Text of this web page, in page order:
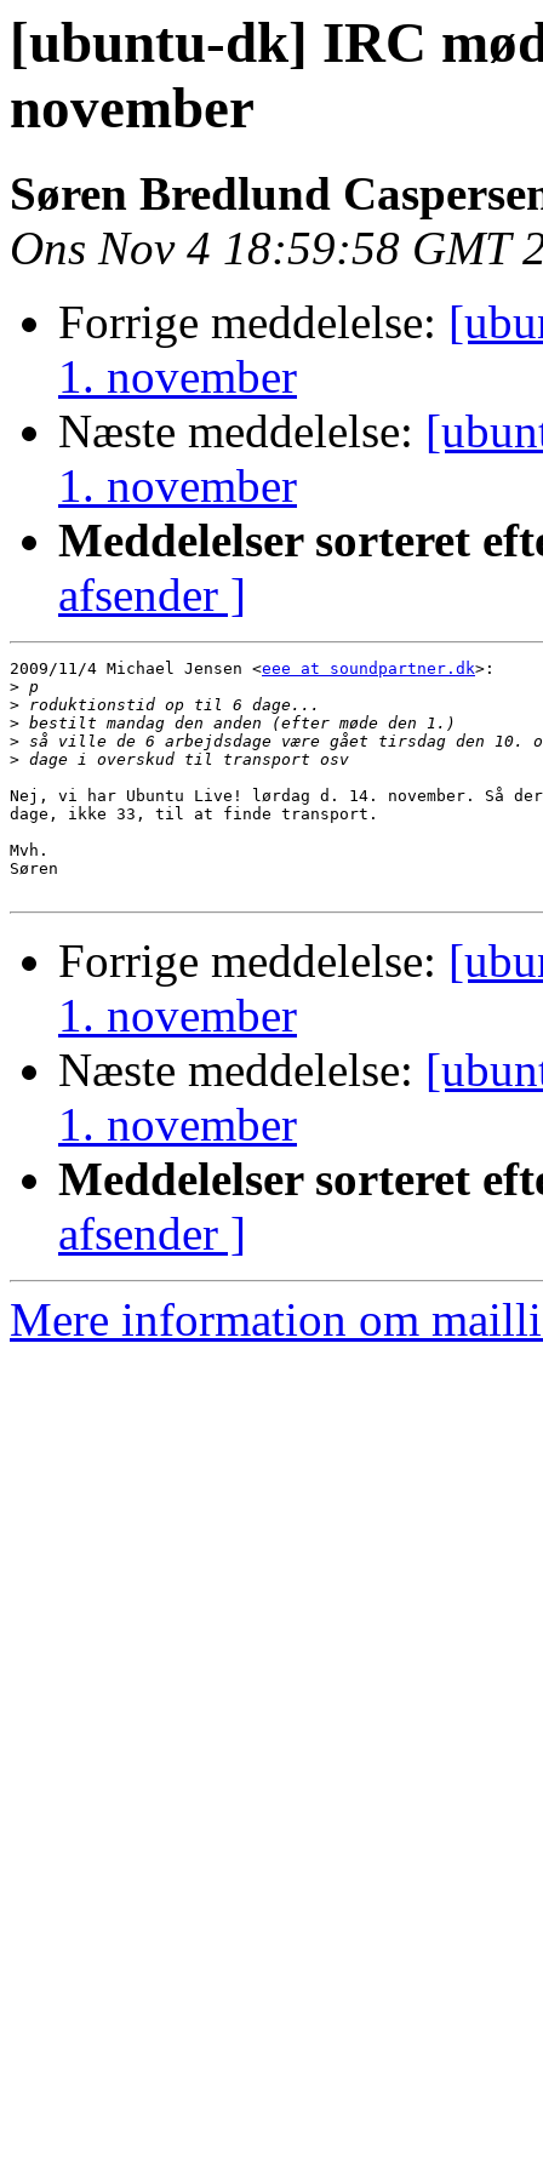
[ubuntu-dk] IRC
november
Søren Bredlund
Ons Nov 4 18:59:58 GMT
Forrige meddelelse:
1. november
Næste meddelelse:
1. november
Meddelelser sorteret
afsender ]
2009/11/4 Michael Jensen <eee at soundpartner.dk>:
>
>
>
>
>
Nej, vi har Ubuntu Live! lørdag d. 14. november. Så
dage, ikke 33, til at finde transport.
Mvh.
Søren
Forrige meddelelse:
1. november
Næste meddelelse:
1. november
Meddelelser sorteret
afsender ]
Mere information om